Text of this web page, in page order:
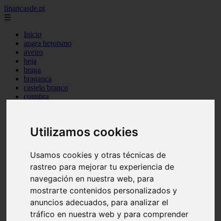
Utilizamos cookies
Usamos cookies y otras técnicas de
rastreo para mejorar tu experiencia de
navegación en nuestra web, para
mostrarte contenidos personalizados y
anuncios adecuados, para analizar el
tráfico en nuestra web y para comprender
financasde.pt
☰
Inicio
angra heroismo
aveiro
beja
braga
braganca
castelo branco
coimbra
horta
madeira
ponta delgada
portalegre
santarem
setubal
viana castelo